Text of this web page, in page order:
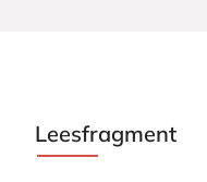
Leesfragment